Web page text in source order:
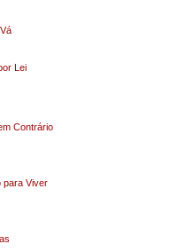
Lei
Contrário
para Viver